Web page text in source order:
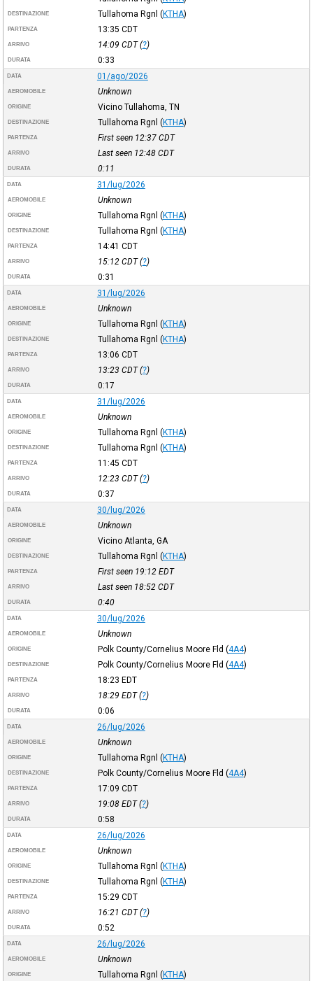
DESTINAZIONE Tullahoma Rgnl (KTHA)
PARTENZA 13:35 CDT
ARRIVO 14:09 CDT(?)
DURATA 0:33
DATA 01/ago/2026
AEROMOBILE Unknown
ORIGINE Vicino Tullahoma, TN
DESTINAZIONE Tullahoma Rgnl (KTHA)
PARTENZA First seen 12:37 CDT
ARRIVO Last seen 12:48 CDT
DURATA 0:11
DATA 31/lug/2026
AEROMOBILE Unknown
ORIGINE Tullahoma Rgnl (KTHA)
DESTINAZIONE Tullahoma Rgnl (KTHA)
PARTENZA 14:41 CDT
ARRIVO 15:12 CDT(?)
DURATA 0:31
DATA 31/lug/2026
AEROMOBILE Unknown
ORIGINE Tullahoma Rgnl (KTHA)
DESTINAZIONE Tullahoma Rgnl (KTHA)
PARTENZA 13:06 CDT
ARRIVO 13:23 CDT(?)
DURATA 0:17
DATA 31/lug/2026
AEROMOBILE Unknown
ORIGINE Tullahoma Rgnl (KTHA)
DESTINAZIONE Tullahoma Rgnl (KTHA)
PARTENZA 11:45 CDT
ARRIVO 12:23 CDT(?)
DURATA 0:37
DATA 30/lug/2026
AEROMOBILE Unknown
ORIGINE Vicino Atlanta, GA
DESTINAZIONE Tullahoma Rgnl (KTHA)
PARTENZA First seen 19:12 EDT
ARRIVO Last seen 18:52 CDT
DURATA 0:40
DATA 30/lug/2026
AEROMOBILE Unknown
ORIGINE Polk County/Cornelius Moore Fld (4A4)
DESTINAZIONE Polk County/Cornelius Moore Fld (4A4)
PARTENZA 18:23 EDT
ARRIVO 18:29 EDT(?)
DURATA 0:06
DATA 26/lug/2026
AEROMOBILE Unknown
ORIGINE Tullahoma Rgnl (KTHA)
DESTINAZIONE Polk County/Cornelius Moore Fld (4A4)
PARTENZA 17:09 CDT
ARRIVO 19:08 EDT(?)
DURATA 0:58
DATA 26/lug/2026
AEROMOBILE Unknown
ORIGINE Tullahoma Rgnl (KTHA)
DESTINAZIONE Tullahoma Rgnl (KTHA)
PARTENZA 15:29 CDT
ARRIVO 16:21 CDT(?)
DURATA 0:52
DATA 26/lug/2026
AEROMOBILE Unknown
ORIGINE Tullahoma Rgnl (KTHA)